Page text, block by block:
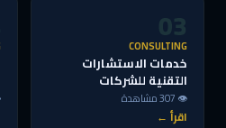
03
CONSULTING
خدمات الاستشارات
التقنية للشركات
👁 307 مشاهدة
اقرأ ←
👁